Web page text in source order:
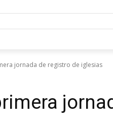
jornada de registro de iglesias